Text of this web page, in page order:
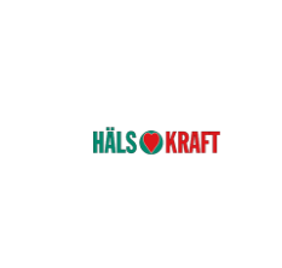
bestående av ett 60-tal